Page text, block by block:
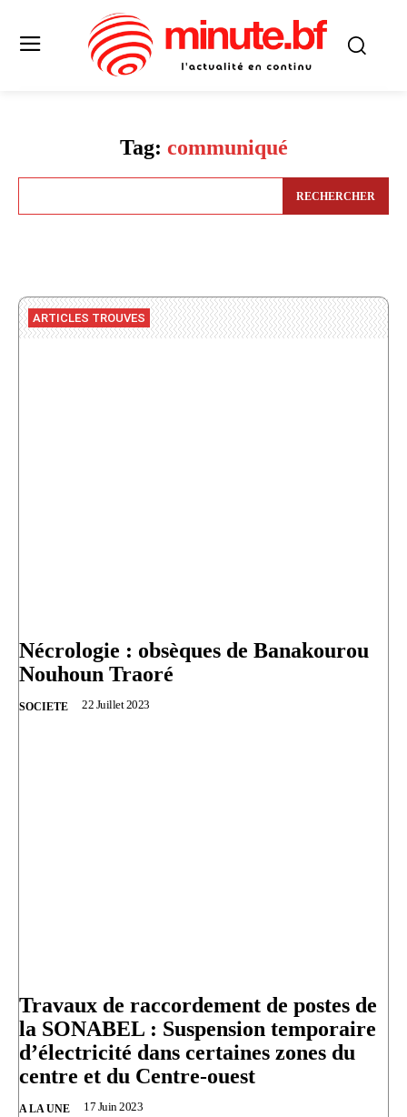
Tag: communiqué
RECHERCHER
ARTICLES TROUVES
Nécrologie : obsèques de Banakourou
Nouhoun Traoré
SOCIETE 22 Juillet 2023
Travaux de raccordement de postes de
la SONABEL : Suspension temporaire
d’électricité dans certaines zones du
centre et du Centre-ouest
A LA UNE 17 Juin 2023